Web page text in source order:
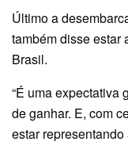
Último a
também disse estar
Brasil.
“É uma expectativa
de ganhar. E, com
estar